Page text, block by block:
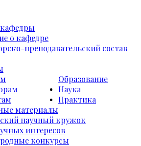
о кафедре
преподавательский состав
Образование
материалы
Наука
научный кружок
интересов
конкурсы
Практика